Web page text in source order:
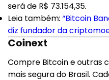
será de R$ 73.154,35.
Leia também: “Bitcoin
diz fundador da
Coinext
Compre Bitcoin e outras
mais segura do Brasil.